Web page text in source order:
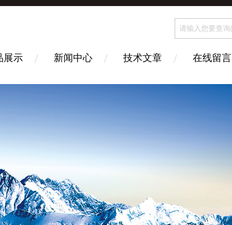
展示 新闻中心 技术文章 在线留言